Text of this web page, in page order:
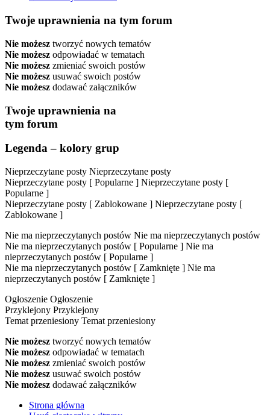
Twoje uprawnienia na tym forum
Nie możesz tworzyć nowych tematów
Nie możesz odpowiadać w tematach
Nie możesz zmieniać swoich postów
Nie możesz usuwać swoich postów
Nie możesz dodawać załączników
Twoje uprawnienia na
tym forum
Legenda – kolory grup
Nieprzeczytane posty Nieprzeczytane posty
Nieprzeczytane posty [ Popularne ] Nieprzeczytane posty [
Popularne ]
Nieprzeczytane posty [ Zablokowane ] Nieprzeczytane posty [
Zablokowane ]
Nie ma nieprzeczytanych postów Nie ma nieprzeczytanych postów
Nie ma nieprzeczytanych postów [ Popularne ] Nie ma
nieprzeczytanych postów [ Popularne ]
Nie ma nieprzeczytanych postów [ Zamknięte ] Nie ma
nieprzeczytanych postów [ Zamknięte ]
Ogłoszenie Ogłoszenie
Przyklejony Przyklejony
Temat przeniesiony Temat przeniesiony
Nie możesz tworzyć nowych tematów
Nie możesz odpowiadać w tematach
Nie możesz zmieniać swoich postów
Nie możesz usuwać swoich postów
Nie możesz dodawać załączników
Strona główna